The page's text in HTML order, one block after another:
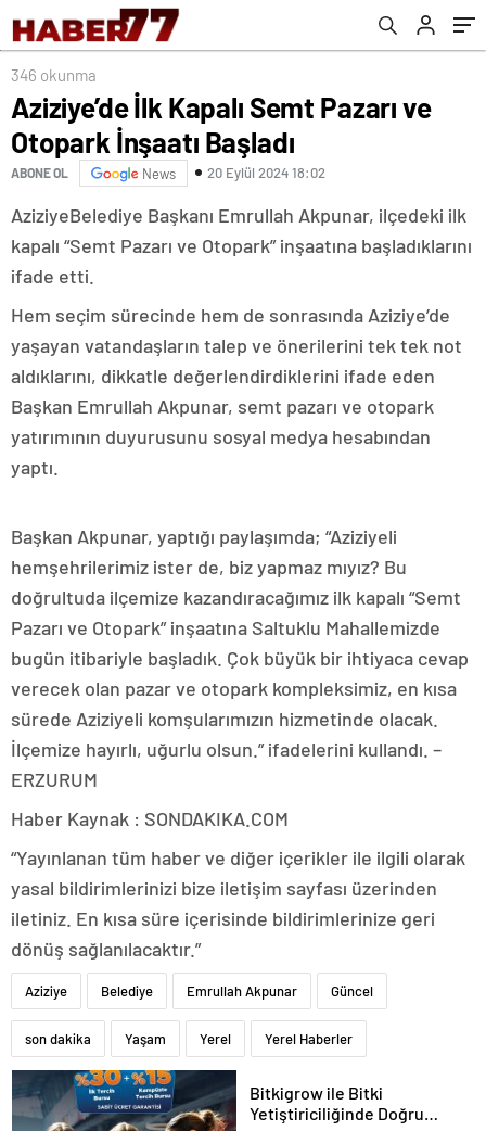
346 okunma
Aziziye’de İlk Kapalı Semt Pazarı ve
Otopark İnşaatı Başladı
ABONE OL News 20 Eylül 2024 18:02
AziziyeBelediye Başkanı Emrullah Akpunar, ilçedeki ilk
kapalı “Semt Pazarı ve Otopark” inşaatına başladıklarını
ifade etti.
Hem seçim sürecinde hem de sonrasında Aziziye’de
yaşayan vatandaşların talep ve önerilerini tek tek not
aldıklarını, dikkatle değerlendirdiklerini ifade eden
Başkan Emrullah Akpunar, semt pazarı ve otopark
yatırımının duyurusunu sosyal medya hesabından
yaptı.
Başkan Akpunar, yaptığı paylaşımda; “Aziziyeli
hemşehrilerimiz ister de, biz yapmaz mıyız? Bu
doğrultuda ilçemize kazandıracağımız ilk kapalı “Semt
Pazarı ve Otopark” inşaatına Saltuklu Mahallemizde
bugün itibariyle başladık. Çok büyük bir ihtiyaca cevap
verecek olan pazar ve otopark kompleksimiz, en kısa
sürede Aziziyeli komşularımızın hizmetinde olacak.
İlçemize hayırlı, uğurlu olsun.” ifadelerini kullandı. –
ERZURUM
Haber Kaynak : SONDAKIKA.COM
“Yayınlanan tüm haber ve diğer içerikler ile ilgili olarak
yasal bildirimlerinizi bize iletişim sayfası üzerinden
iletiniz. En kısa süre içerisinde bildirimlerinize geri
dönüş sağlanılacaktır.”
Aziziye Belediye Emrullah Akpunar Güncel
son dakika Yaşam Yerel Yerel Haberler
Bitkigrow ile Bitki
Yetiştiriciliğinde Doğru